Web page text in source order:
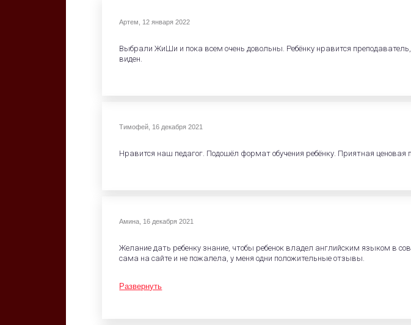
Артем, 12 января 2022
Выбрали ЖиШи и пока всем очень довольны. Ребёнку нравится
виден.
Тимофей, 16 декабря 2021
Нравится наш педагог. Подошёл формат обучения ребёнку. Приятная ценовая
Амина, 16 декабря 2021
Желание дать ребенку знание, чтобы ребенок владел английским языком в
сама на сайте и не пожалела, у меня одни положительные отзывы.
Развернуть